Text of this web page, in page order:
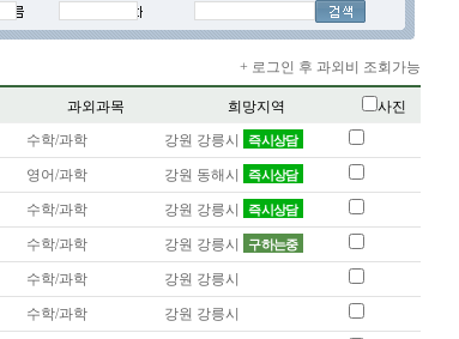
+ 로그인 후 과외비 조회가능
과외과목 희망지역
사진
수학/과학 강원 강릉시 즉시상담
영어/과학 강원 동해시 즉시상담
수학/과학 강원 강릉시 즉시상담
수학/과학 강원 강릉시 구하는중
수학/과학 강원 강릉시
수학/과학 강원 강릉시